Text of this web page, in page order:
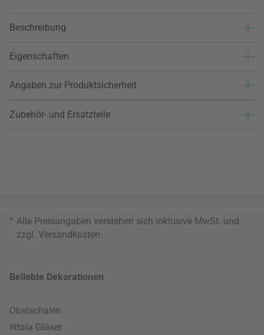
Beschreibung
Eigenschaften
Angaben zur Produktsicherheit
Zubehör- und Ersatzteile
* Alle Preisangaben verstehen sich inklusive MwSt. und
zzgl. Versandkosten
Beliebte Dekorationen
Obstschalen
Iittala Gläser